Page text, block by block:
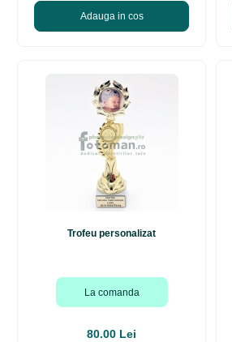
Adauga in cos
Trofeu personalizat
La comanda
80.00 Lei